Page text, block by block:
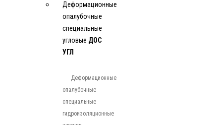
Деформационные
опалубочные
специальные
угловые ДОС
УГЛ
Деформационные
опалубочные
специальные
гидроизоляционные